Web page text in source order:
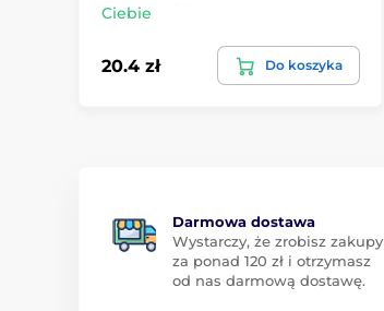
Ciebie
20.4 zł Do koszyka
Darmowa dostawa
Wystarczy, że zrobisz zakupy
za ponad 120 zł i otrzymasz
od nas darmową dostawę.